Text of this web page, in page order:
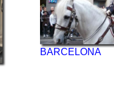
BARCELONA